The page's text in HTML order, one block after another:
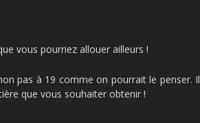
vous pourriez allouer ailleurs !
pas à 19 comme on pourrait le penser. Il
que vous souhaiter obtenir !